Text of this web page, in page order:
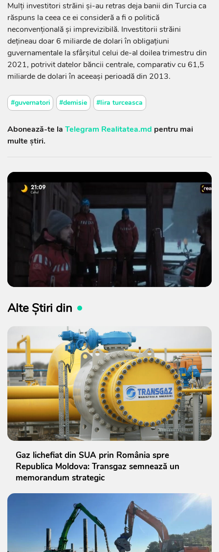
Mulţi investitori străini şi-au retras deja banii din Turcia ca
răspuns la ceea ce ei consideră a fi o politică
neconvenţională şi imprevizibilă. Investitorii străini
deţineau doar 6 miliarde de dolari în obligaţiuni
guvernamentale la sfârşitul celui de-al doilea trimestru din
2021, potrivit datelor băncii centrale, comparativ cu 61,5
miliarde de dolari în aceeaşi perioadă din 2013.
#guvernatori #demisie #lira turceasca
Abonează-te la Telegram Realitatea.md pentru mai
multe știri.
Alte Știri din
Gaz lichefiat din SUA prin România spre
Republica Moldova: Transgaz semnează un
memorandum strategic